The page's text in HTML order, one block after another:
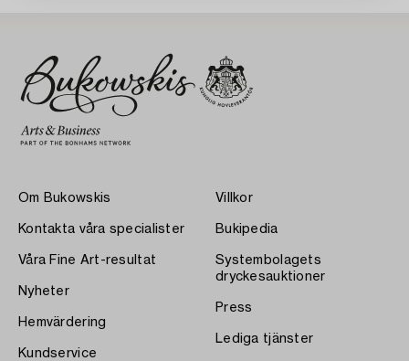
Om Bukowskis
Kontakta våra specialister
Våra Fine Art-resultat
Nyheter
Hemvärdering
Kundservice
Villkor
Bukipedia
Systembolagets
dryckesauktioner
Press
Lediga tjänster